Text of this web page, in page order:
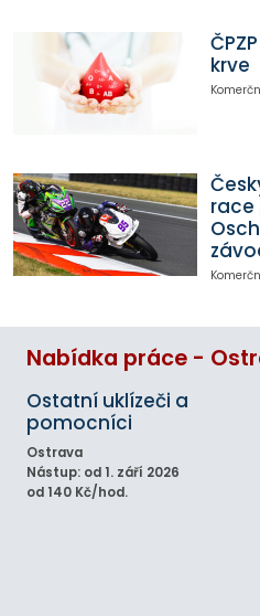
krve
Nabídka práce -
Ostatní uklízeči a
pomocníci
Ostrava
Nástup: od 1. září 2026
od 140 Kč/hod.